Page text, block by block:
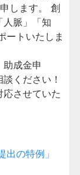
します。 創
人脈」「知
ートいたしま
成金申
ください！
させていた
出の特例」